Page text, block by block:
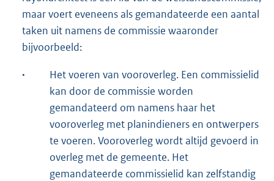
maar voert eveneens als gemandateerde een aantal
taken uit namens de commissie waaronder
bijvoorbeeld:
·
Het voeren van vooroverleg. Een commissielid
kan door de commissie worden
gemandateerd om namens haar het
vooroverleg met planindieners en ontwerpers
te voeren. Vooroverleg wordt altijd gevoerd in
overleg met de gemeente. Het
gemandateerde commissielid kan zelfstandig